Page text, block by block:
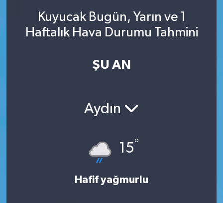
Kuyucak Bugün, Yarın ve 1
Haftalık Hava Durumu Tahmini
ŞU AN
Aydın
15°
Hafif yağmurlu
SINAVLAR
AKADEMİK/BİLİM